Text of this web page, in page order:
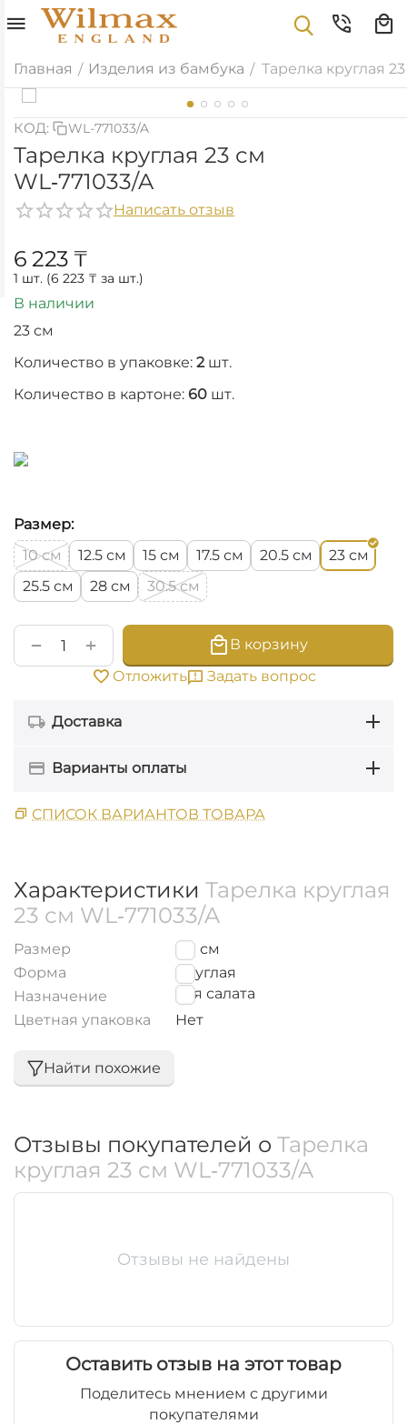
Главная / Изделия из бамбука / Тарелка круглая
КОД: WL-771033/A
Тарелка круглая 23 см
WL‑771033/A
Написать отзыв
6 223 ₸
1 шт. (6 223 ₸ за шт.)
В наличии
23 см
Количество в упаковке: 2 шт.
Количество в картоне: 60 шт.
Размер:
10см 12.5 см 15 см 17.5 см 20.5 см 23 см
25.5 см 28 см 30.5см
+
−
В корзину
Отложить
Задать вопрос
Доставка
Варианты оплаты
СПИСОК ВАРИАНТОВ ТОВАРА
Характеристики Тарелка круглая
23 см WL‑771033/A
Размер 23 см
Форма
Круглая
Назначение
для салата
Цветная упаковка
Нет
Найти похожие
Отзывы покупателей о Тарелка
круглая 23 см WL‑771033/A
Отзывы не найдены
Оставить отзыв на этот товар
Поделитесь мнением с другими
покупателями